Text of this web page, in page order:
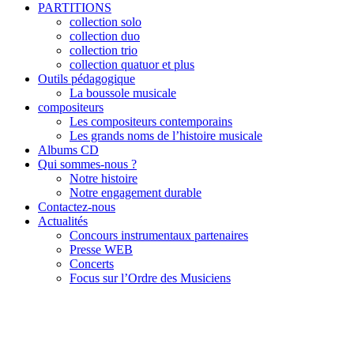
PARTITIONS
collection solo
collection duo
collection trio
collection quatuor et plus
Outils pédagogique
La boussole musicale
compositeurs
Les compositeurs contemporains
Les grands noms de l’histoire musicale
Albums CD
Qui sommes-nous ?
Notre histoire
Notre engagement durable
Contactez-nous
Actualités
Concours instrumentaux partenaires
Presse WEB
Concerts
Focus sur l’Ordre des Musiciens